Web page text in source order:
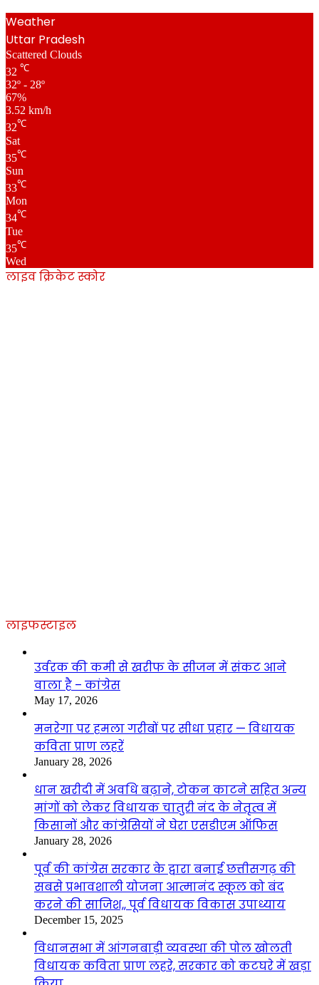
Weather
Uttar Pradesh
Scattered Clouds
32 ℃
32º - 28º
67%
3.52 km/h
32℃
Sat
35℃
Sun
33℃
Mon
34℃
Tue
35℃
Wed
लाइव क्रिकेट स्कोर
लाइफस्टाइल
उर्वरक की कमी से खरीफ के सीजन में संकट आने
वाला है – कांग्रेस
May 17, 2026
मनरेगा पर हमला गरीबों पर सीधा प्रहार — विधायक
कविता प्राण लहरें
January 28, 2026
धान खरीदी में अवधि बढ़ाने, टोकन काटने सहित अन्य
मांगों को लेकर विधायक चातुरी नंद के नेतृत्व में
किसानों और कांग्रेसियों ने घेरा एसडीएम ऑफिस
January 28, 2026
पूर्व की कांग्रेस सरकार के द्वारा बनाई छत्तीसगढ़ की
सबसे प्रभावशाली योजना आत्मानंद स्कूल को बंद
करने की साजिश,, पूर्व विधायक विकास उपाध्याय
December 15, 2025
विधानसभा में आंगनबाड़ी व्यवस्था की पोल खोलती
विधायक कविता प्राण लहरे, सरकार को कटघरे में खड़ा